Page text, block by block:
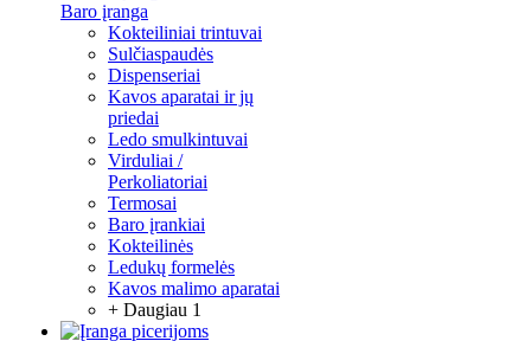
Baro įranga
Kokteiliniai trintuvai
Sulčiaspaudės
Dispenseriai
Kavos aparatai ir jų
priedai
Ledo smulkintuvai
Virduliai /
Perkoliatoriai
Termosai
Baro įrankiai
Kokteilinės
Ledukų formelės
Kavos malimo aparatai
+ Daugiau 1